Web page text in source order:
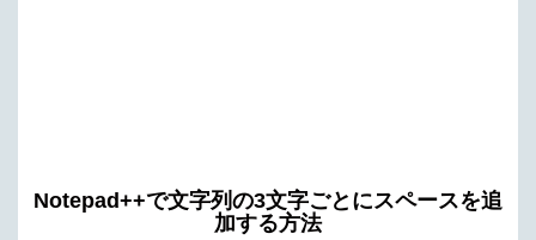
Notepad++で文字列の3文字ごとにスペースを追
加する方法